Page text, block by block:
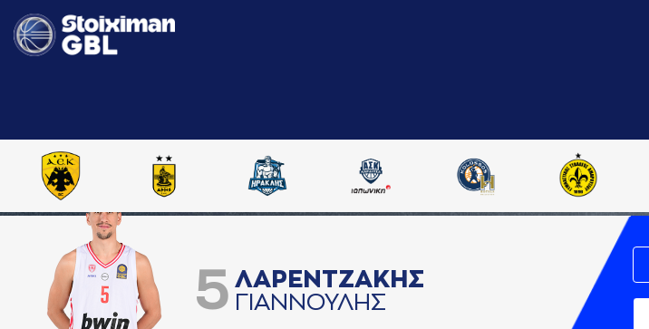
5 ΛAΡΕΝΤΖAΚΗΣ
ΓΙAΝΝΟΥΛΗΣ